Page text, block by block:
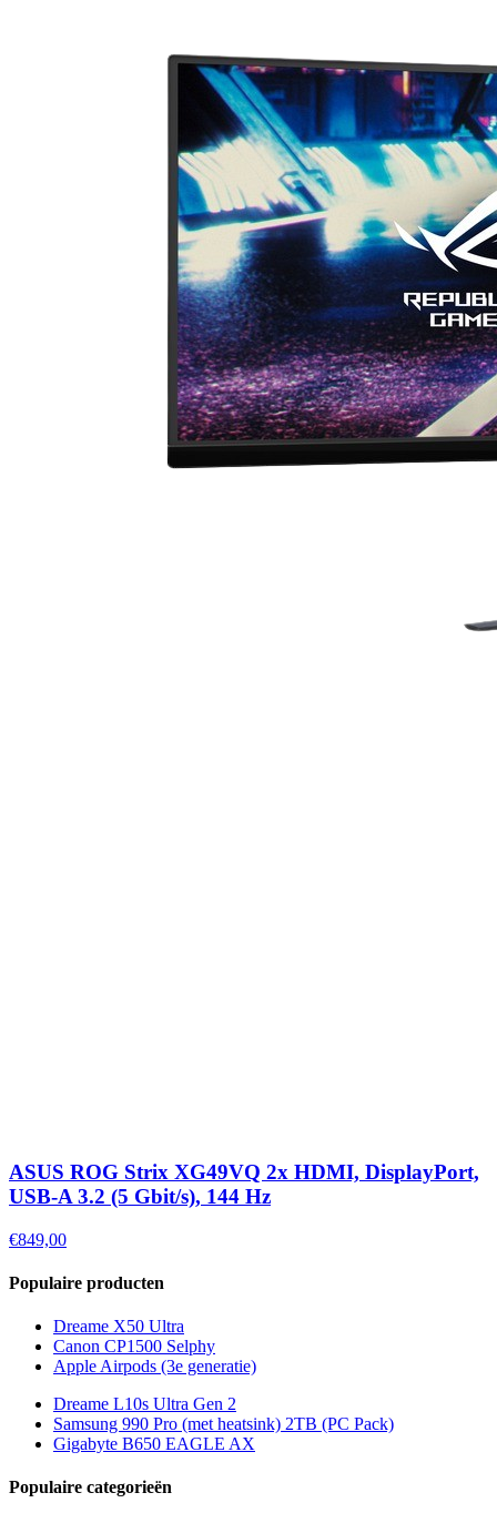
ASUS ROG Strix XG49VQ 2x HDMI, DisplayPort,
USB-A 3.2 (5 Gbit/s), 144 Hz
€849,00
Populaire producten
Dreame X50 Ultra
Canon CP1500 Selphy
Apple Airpods (3e generatie)
Dreame L10s Ultra Gen 2
Samsung 990 Pro (met heatsink) 2TB (PC Pack)
Gigabyte B650 EAGLE AX
Populaire categorieën